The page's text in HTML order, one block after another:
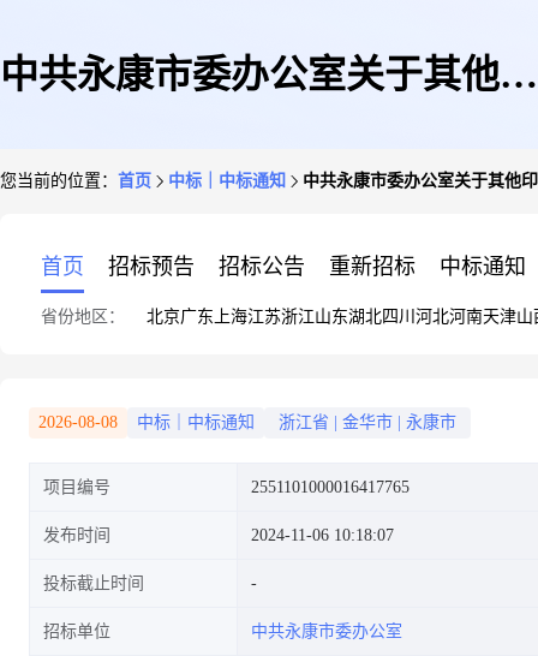
中共永康市委办公室关于其他印
您当前的位置： 首页 中标｜中标通知 中共永康市委办公室关于其他
首页 招标预告 招标公告 重新招标 中标通知
省份地区： 北京广东 上海江苏浙江山东湖北四川 河北河南天津山
2026-08-08 中标｜中标通知 浙江省 金华市 永康市
项目编号 2551101000016417765
发布时间 2024-11-06 10:18:07
投标截止时间
招标单位 中共永康市委办公室